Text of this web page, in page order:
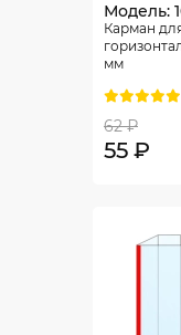
Модель:
Карман
мм
62 ₽
55 ₽